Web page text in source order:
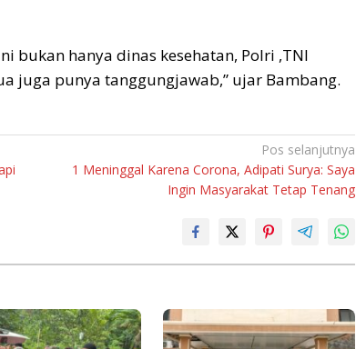
bukan hanya dinas kesehatan, Polri ,TNI
juga punya tanggungjawab,” ujar Bambang.
Pos selanjutnya
1 Meninggal Karena Corona, Adipati Surya: Saya
Ingin Masyarakat Tetap Tenang